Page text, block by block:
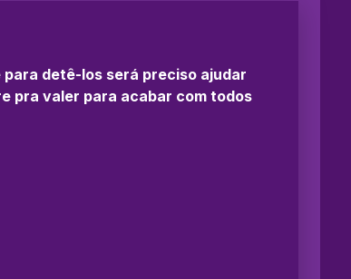
detê-los será preciso ajudar
pra valer para acabar com todos